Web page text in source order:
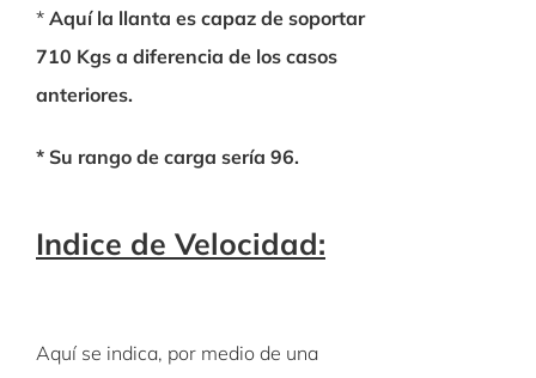
* Aquí la llanta es capaz de soportar
710 Kgs a diferencia de los casos
anteriores.
* Su rango de carga sería 96.
Indice de Velocidad:
Aquí se indica, por medio de una